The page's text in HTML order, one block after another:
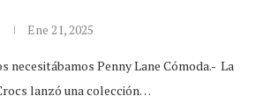
Ene 21, 2025
necesitábamos Penny Lane Cómoda.- La
lanzó una colección…